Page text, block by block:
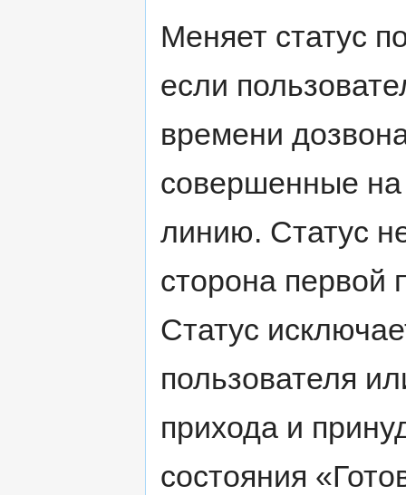
Меняет статус
если
времени
совершенные на
линию. Статус
сторона первой
Статус
пользователя
прихода и
состояния